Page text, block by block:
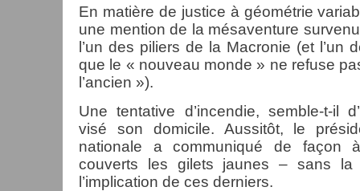
En matière de justice à géométrie
une mention de la mésaventure
l’un des piliers de la Macronie (et l’un
que le « nouveau monde » ne refuse
l’ancien »).
Une tentative d’incendie, semble-t-il
visé son domicile. Aussitôt, le
nationale a communiqué de façon
couverts les gilets jaunes – sans la
l’implication de ces derniers.